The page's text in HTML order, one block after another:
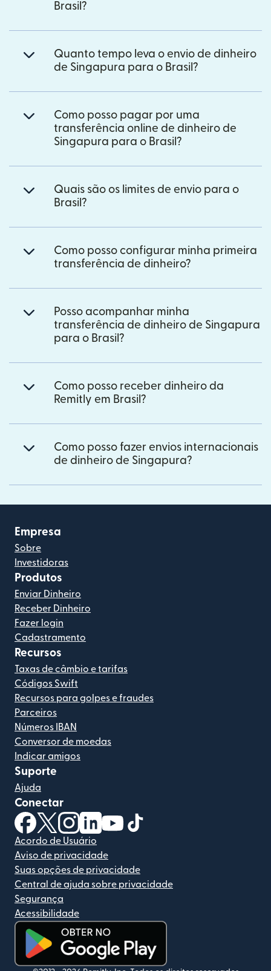
Brasil?
Quanto tempo leva o envio de dinheiro
de Singapura para o Brasil?
Como posso pagar por uma
transferência online de dinheiro de
Singapura para o Brasil?
Quais são os limites de envio para o
Brasil?
Como posso configurar minha primeira
transferência de dinheiro?
Posso acompanhar minha
transferência de dinheiro de Singapura
para o Brasil?
Como posso receber dinheiro da
Remitly em Brasil?
Como posso fazer envios internacionais
de dinheiro de Singapura?
Empresa
Sobre
Investidoras
Produtos
Enviar Dinheiro
Receber Dinheiro
Fazer login
Cadastramento
Recursos
Taxas de câmbio e tarifas
Códigos Swift
Recursos para golpes e fraudes
Parceiros
Números IBAN
Conversor de moedas
Indicar amigos
Suporte
Ajuda
Conectar
(abre em uma nova janela)
(abre em uma nova janela)
(abre em uma nova janela)
(abre em uma nova janela)
(abre em uma nova janela)
Acordo de Usuário
Aviso de privacidade
Suas opções de privacidade
Central de ajuda sobre privacidade
Segurança
Acessibilidade